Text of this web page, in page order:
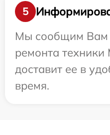
5
Мы сообщим Вам
ремонта техники
доставит ее в
время.